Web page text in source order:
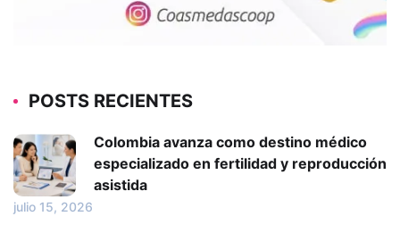
POSTS RECIENTES
Colombia avanza como destino médico
especializado en fertilidad y reproducción
asistida
julio 15, 2026